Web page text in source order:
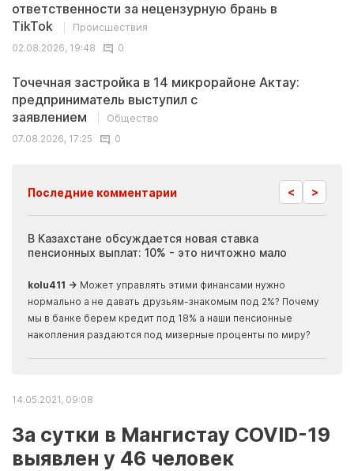
ответственности за нецензурную брань в
TikTok
Происшествия
02.08.2026, 19:48
0
Точечная застройка в 14 микрорайоне Актау:
предприниматель выступил с
заявлением
Общество
07.08.2026, 17:25
0
Последние комментарии < >
В Казахстане обсуждается новая ставка
пенсионных выплат: 10% - это ничтожно мало
kolu411 → Может управлять этими финансами нужно
нормально а не давать друзьям-знакомым под 2%? Почему
мы в банке берем кредит под 18% а наши пенсионные
накопления раздаются под мизерные проценты по миру?
14.05.2021, 09:08
За сутки в Мангистау COVID-19
выявлен у 46 человек